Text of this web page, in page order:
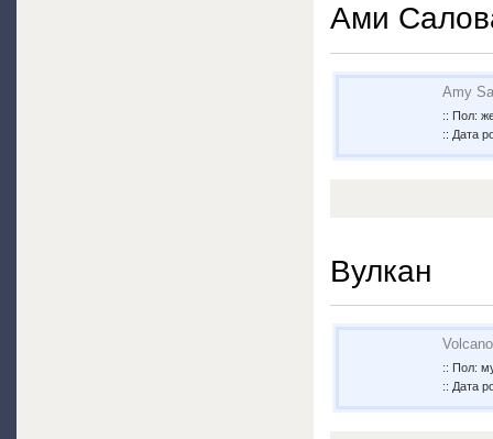
Ами
Amy
:: Пол:
:: Дата
Вулкан
Volcano
:: Пол:
:: Дата